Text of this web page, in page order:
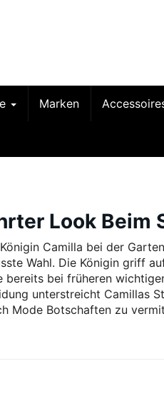
Marken
Look Beim
Camilla bei der
Wahl. Die Königin griff
bereits bei früheren
unterstreicht Camillas
Mode Botschaften zu